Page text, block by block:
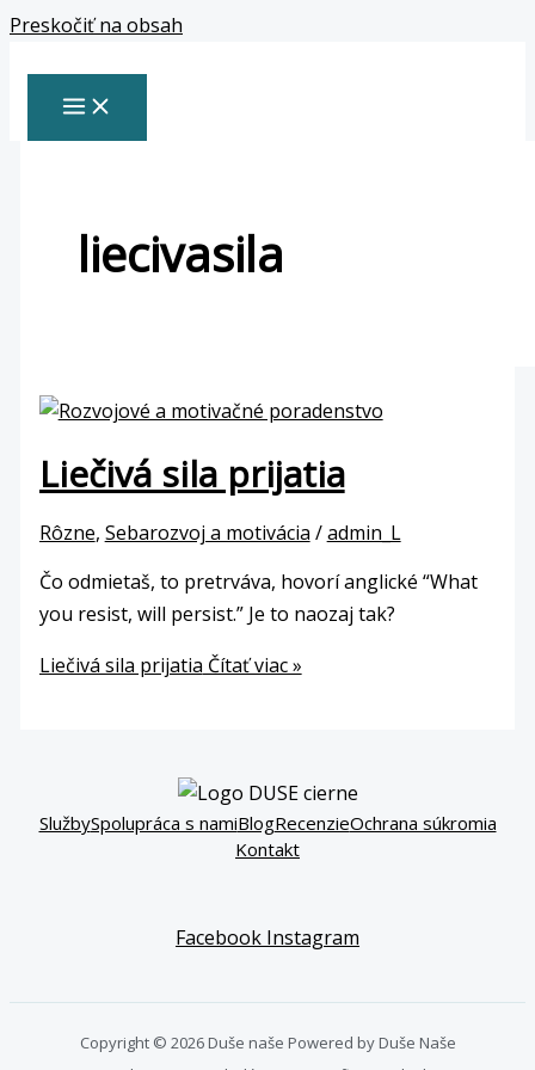
Preskočiť na obsah
liecivasila
Liečivá sila prijatia
Rôzne, Sebarozvoj a motivácia /admin_L
Čo odmietaš, to pretrváva, hovorí anglické “What
you resist, will persist.” Je to naozaj tak?
Liečivá sila prijatia Čítať viac »
SlužbySpolupráca s namiBlogRecenzieOchrana súkromia
Kontakt
Facebook Instagram
Copyright © 2026 Duše naše Powered by Duše Naše